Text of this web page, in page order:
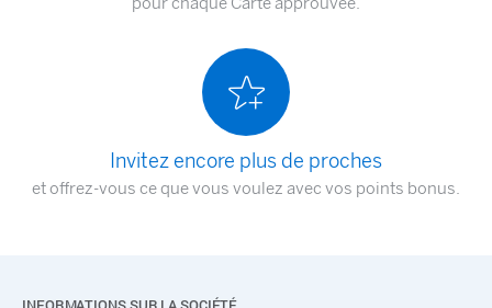
Invitez encore plus de proches
et offrez-vous ce que vous voulez avec vos points bonus.